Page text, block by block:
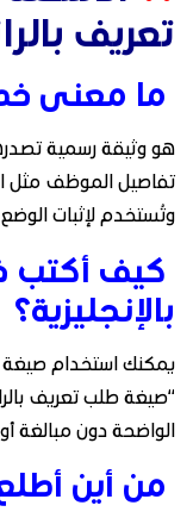
تعريف
ما معنى
هو وثيقة رسمية
تفاصيل الموظف مثل
وتُستخدم لإثبات الوضع
كيف أكتب
بالإنجليزية؟
يمكنك استخدام صيغة
“صيغة طلب تعريف
الواضحة دون مبالغة
من أين